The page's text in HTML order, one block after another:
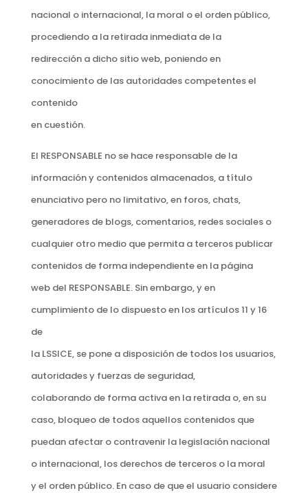
nacional o internacional, la moral o el orden público,
procediendo a la retirada inmediata de la
redirección a dicho sitio web, poniendo en
conocimiento de las autoridades competentes el
contenido
en cuestión.
El RESPONSABLE no se hace responsable de la
información y contenidos almacenados, a título
enunciativo pero no limitativo, en foros, chats,
generadores de blogs, comentarios, redes sociales o
cualquier otro medio que permita a terceros publicar
contenidos de forma independiente en la página
web del RESPONSABLE. Sin embargo, y en
cumplimiento de lo dispuesto en los artículos 11 y 16
de
la LSSICE, se pone a disposición de todos los usuarios,
autoridades y fuerzas de seguridad,
colaborando de forma activa en la retirada o, en su
caso, bloqueo de todos aquellos contenidos que
puedan afectar o contravenir la legislación nacional
o internacional, los derechos de terceros o la moral
y el orden público. En caso de que el usuario considere